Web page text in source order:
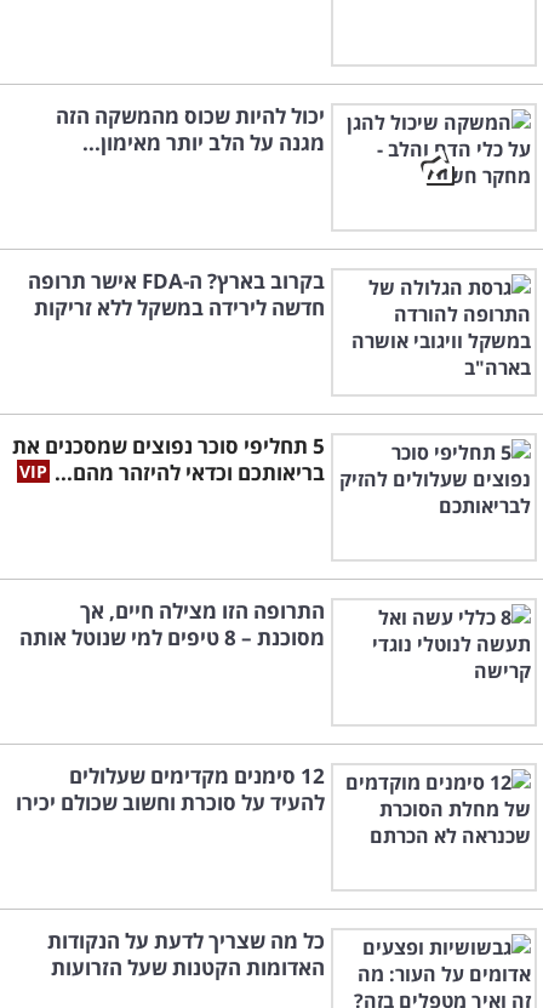
יכול להיות שכוס מהמשקה הזה
מגנה על הלב יותר מאימון...
בקרוב בארץ? ה-FDA אישר תרופה
חדשה לירידה במשקל ללא זריקות
5 תחליפי סוכר נפוצים שמסכנים את
בריאותכם וכדאי להיזהר מהם...
התרופה הזו מצילה חיים, אך
מסוכנת – 8 טיפים למי שנוטל אותה
12 סימנים מקדימים שעלולים
להעיד על סוכרת וחשוב שכולם יכירו
כל מה שצריך לדעת על הנקודות
האדומות הקטנות שעל הזרועות